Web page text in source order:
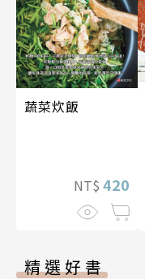
蔬菜炊飯
NT$ 420
精選好書